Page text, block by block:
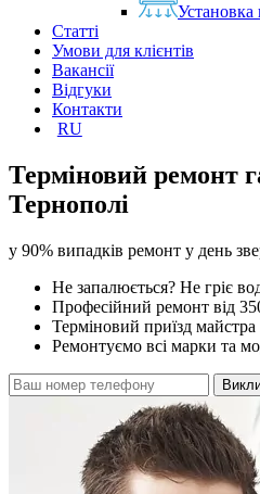
Установка
Статті
Умови для клієнтів
Вакансії
Відгуки
Контакти
RU
Терміновий ремонт
Тернополі
у 90% випадків ремонт у день
Не запалюється? Не гріє
Професійний ремонт від
Терміновий приїзд
Ремонтуємо всі марки та